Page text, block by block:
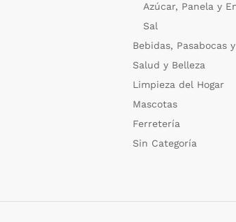
Azúcar, Panela y
Sal
Bebidas, Pasabocas
Salud y Belleza
Limpieza del Hogar
Mascotas
Ferretería
Sin Categoría